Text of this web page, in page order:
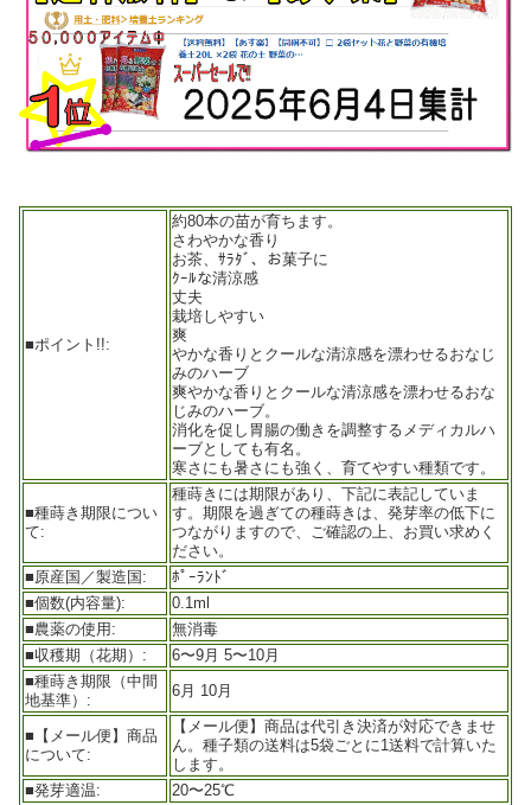
■ポイント!!:
約80本の苗が育ちます。
さわやかな香り
お茶、ｻﾗﾀﾞ、お菓子に
ｸｰﾙな清涼感
丈夫
栽培しやすい
爽
やかな香りとクールな清涼感を漂わせるおなじ
みのハーブ
爽やかな香りとクールな清涼感を漂わせるおな
じみのハーブ。
消化を促し胃腸の働きを調整するメディカルハ
ーブとしても有名。
寒さにも暑さにも強く、育てやすい種類です。
■種蒔き期限につい
て:
種蒔きには期限があり、下記に表記していま
す。期限を過ぎての種蒔きは、発芽率の低下に
つながりますので、ご確認の上、お買い求めく
ださい。
■原産国／製造国:
ﾎﾟｰﾗﾝﾄﾞ
■個数(内容量):
0.1ml
■農薬の使用:
無消毒
■収穫期（花期）:
6〜9月 5〜10月
■種蒔き期限（中間
地基準）:
6月 10月
■【メール便】商品
について:
【メール便】商品は代引き決済が対応できませ
ん。種子類の送料は5袋ごとに1送料で計算いた
します。
■発芽適温:
20〜25℃